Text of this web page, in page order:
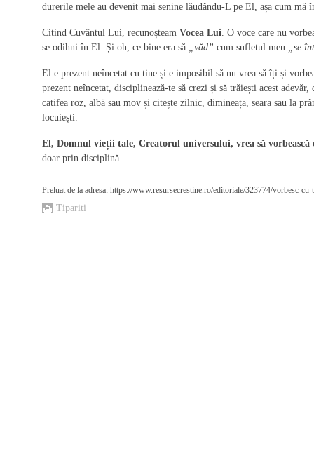
durerile mele au devenit mai senine lăudându-L pe El, așa cum mă
Citind Cuvântul Lui, recunoșteam Vocea Lui. O voce care nu
se odihni în El. Și oh, ce bine era să „văd” cum sufletul meu „se
El e prezent neîncetat cu tine și e imposibil să nu vrea să îți și
prezent neîncetat, disciplinează-te să crezi și să trăiești acest adevăr,
catifea roz, albă sau mov și citește zilnic, dimineața, seara sau la
locuiești.
El, Domnul vieții tale, Creatorul universului, vrea să vorbească
doar prin disciplină.
Preluat de la adresa: https://www.resursecrestine.ro/editoriale/323774/vorbesc-cu-
Tipariti